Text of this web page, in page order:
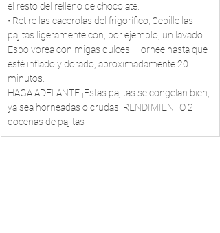
el resto del relleno de chocolate.
• Retire las cacerolas del frigorífico; Cepille las
pajitas ligeramente con, por ejemplo, un lavado.
Espolvorea con migas dulces. Hornee hasta que
esté inflado y dorado, aproximadamente 20
minutos.
HAGA ADELANTE ¡Estas pajitas se congelan bien,
ya sea horneadas o crudas! RENDIMIENTO 2
docenas de pajitas